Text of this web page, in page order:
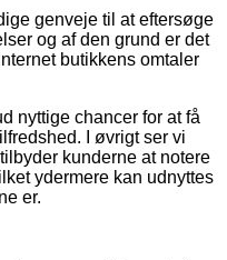
genveje til at eftersøge
og af den grund er det
butikkens omtaler
nyttige chancer for at få
I øvrigt ser vi
kunderne at notere
ydermere kan udnyttes
er.